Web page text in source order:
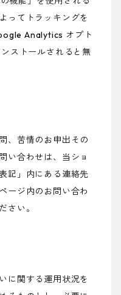
ってトラッキングを
Analytics オプト
ストールされると無
、苦情のお申出その
い合わせは、当ショ
記」内にある連絡先
ージ内のお問い合わ
さい。
に関する運用状況を